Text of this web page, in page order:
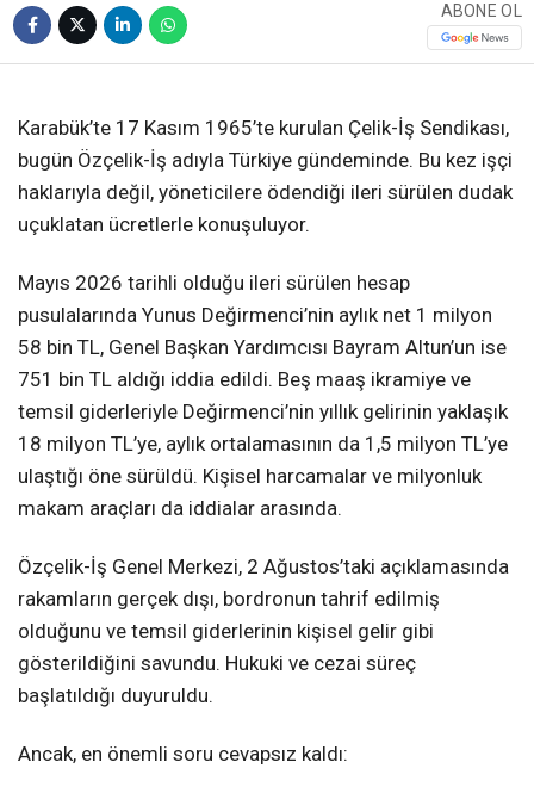
ABONE OL
Karabük’te 17 Kasım 1965’te kurulan Çelik-İş Sendikası,
bugün Özçelik-İş adıyla Türkiye gündeminde. Bu kez işçi
haklarıyla değil, yöneticilere ödendiği ileri sürülen dudak
uçuklatan ücretlerle konuşuluyor.
Mayıs 2026 tarihli olduğu ileri sürülen hesap
pusulalarında Yunus Değirmenci’nin aylık net 1 milyon
58 bin TL, Genel Başkan Yardımcısı Bayram Altun’un ise
751 bin TL aldığı iddia edildi. Beş maaş ikramiye ve
temsil giderleriyle Değirmenci’nin yıllık gelirinin yaklaşık
18 milyon TL’ye, aylık ortalamasının da 1,5 milyon TL’ye
ulaştığı öne sürüldü. Kişisel harcamalar ve milyonluk
makam araçları da iddialar arasında.
Özçelik-İş Genel Merkezi, 2 Ağustos’taki açıklamasında
rakamların gerçek dışı, bordronun tahrif edilmiş
olduğunu ve temsil giderlerinin kişisel gelir gibi
gösterildiğini savundu. Hukuki ve cezai süreç
başlatıldığı duyuruldu.
Ancak, en önemli soru cevapsız kaldı: